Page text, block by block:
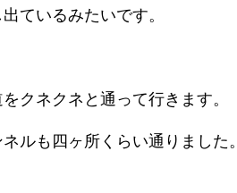
ているみたいです。
クネクネと通って行きます。
ネルも四ヶ所くらい通りました。